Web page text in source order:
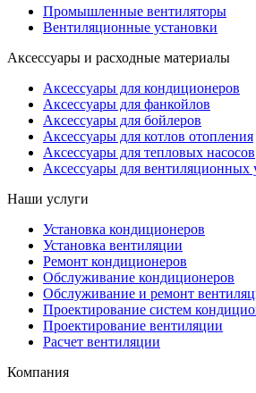
Промышленные вентиляторы
Вентиляционные установки
Аксессуары и расходные материалы
Аксессуары для кондиционеров
Аксессуары для фанкойлов
Аксессуары для бойлеров
Аксессуары для котлов отопления
Аксессуары для тепловых насосов
Аксессуары для вентиляционных
Наши услуги
Установка кондиционеров
Установка вентиляции
Ремонт кондиционеров
Обслуживание кондиционеров
Обслуживание и ремонт
Проектирование систем
Проектирование вентиляции
Расчет вентиляции
Компания